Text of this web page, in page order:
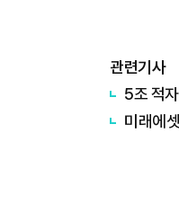
관련기사
5조 적
미래에